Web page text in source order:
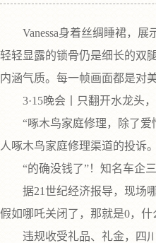
Vanessa身着丝绸睡裙，展
轻轻显露的锁骨仍是细长的双
内涵气质。每一帧画面都是对
3·15晚会丨只翻开水龙头，
“啄木鸟家庭修理，除了爱情
人啄木鸟家庭修理渠道的投诉
“的确没钱了”！知名车企三
据21世纪经济报导，现场哪
假如哪吒关闭了，那就是0，
违规收受礼品、礼金，四川